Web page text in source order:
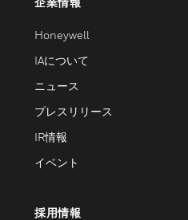
Honeywell
IAについて
ニュース
プレスリリース
IR情報
イベント
採用情報